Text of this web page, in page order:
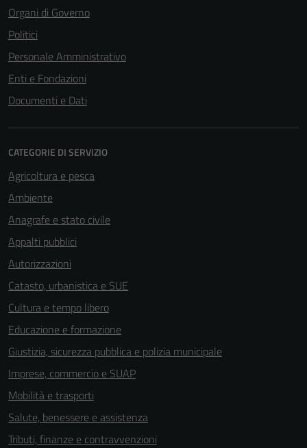
Organi di Governo
Politici
Personale Amministrativo
Enti e Fondazioni
Documenti e Dati
CATEGORIE DI SERVIZIO
Agricoltura e pesca
Ambiente
Anagrafe e stato civile
Appalti pubblici
Autorizzazioni
Catasto, urbanistica e SUE
Cultura e tempo libero
Educazione e formazione
Giustizia, sicurezza pubblica e polizia municipale
Imprese, commercio e SUAP
Mobilità e trasporti
Salute, benessere e assistenza
Tributi, finanze e contravvenzioni
disabilitati.